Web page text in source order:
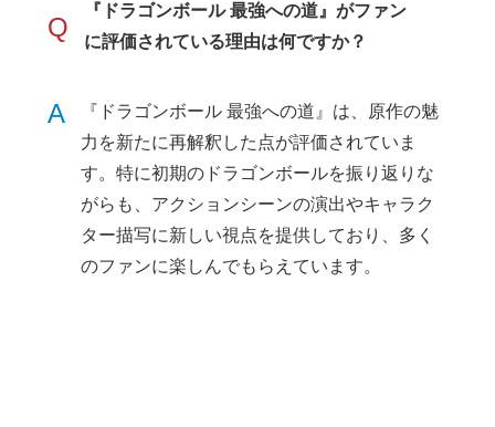
Q
『ドラゴンボール 最強への道』がファン
に評価されている理由は何ですか？
A
『ドラゴンボール 最強への道』は、原作の魅
力を新たに再解釈した点が評価されていま
す。特に初期のドラゴンボールを振り返りな
がらも、アクションシーンの演出やキャラク
ター描写に新しい視点を提供しており、多く
のファンに楽しんでもらえています。